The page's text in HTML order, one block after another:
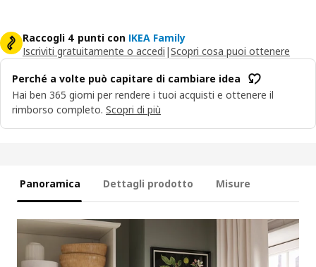
Raccogli 4 punti con IKEA Family
Iscriviti gratuitamente o accedi |Scopri cosa puoi ottenere
Perché a volte può capitare di cambiare idea
Hai ben 365 giorni per rendere i tuoi acquisti e ottenere il
rimborso completo. Scopri di più
Panoramica Dettagli prodotto Misure